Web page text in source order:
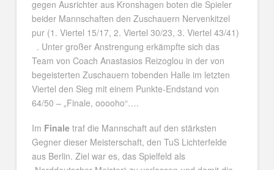
gegen Ausrichter aus Kronshagen boten die Spieler
beider Mannschaften den Zuschauern Nervenkitzel
pur (1. Viertel 15/17, 2. Viertel 30/23, 3. Viertel 43/41)
. Unter großer Anstrengung erkämpfte sich das
Team von Coach Anastasios Reizoglou in der von
begeisterten Zuschauern tobenden Halle im letzten
Viertel den Sieg mit einem Punkte-Endstand von
64/50 – „Finale, ooooho“….
Im Finaletraf die Mannschaft auf den stärksten
Gegner dieser Meisterschaft, den TuS Lichterfelde
aus Berlin. Ziel war es, das Spielfeld als